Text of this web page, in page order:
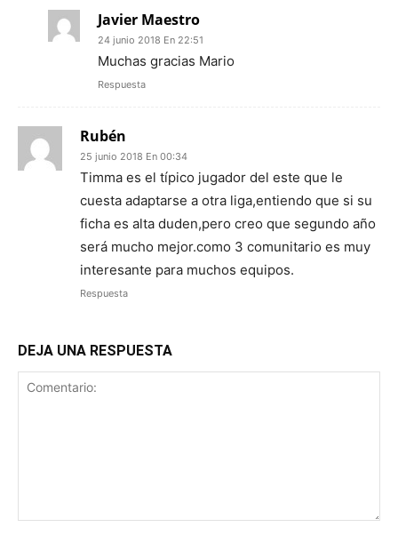
Javier Maestro
24 junio 2018 En 22:51
Muchas gracias Mario
Respuesta
Rubén
25 junio 2018 En 00:34
Timma es el típico jugador del este que le
cuesta adaptarse a otra liga,entiendo que si su
ficha es alta duden,pero creo que segundo año
será mucho mejor.como 3 comunitario es muy
interesante para muchos equipos.
Respuesta
DEJA UNA RESPUESTA